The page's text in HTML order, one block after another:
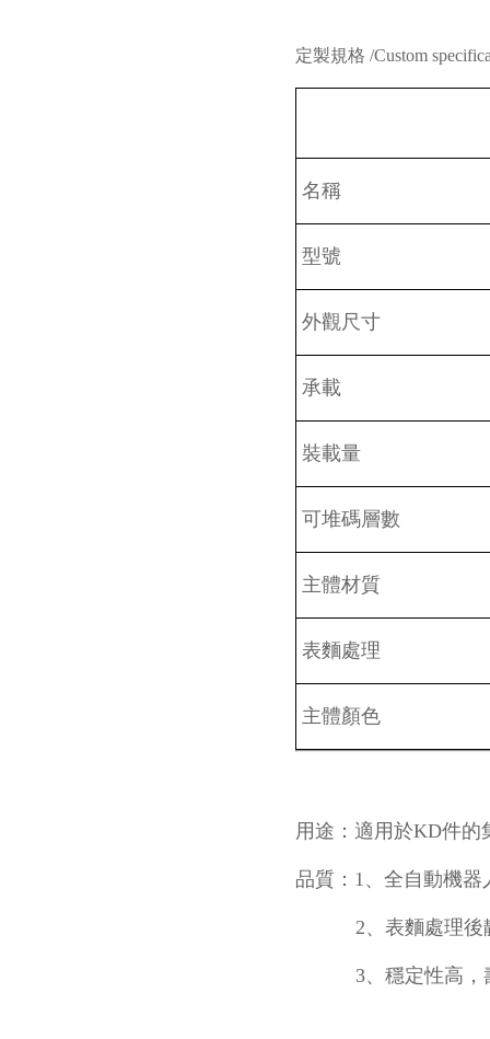
定製規格 /Custom
名稱
型號
外觀尺寸
承載
裝載量
可堆碼層數
主體材質
表麵處理
主體顏色
用途：適用於KD件的
品質：1、全自動機
2、表麵處理後靜
3、穩定性高，壽